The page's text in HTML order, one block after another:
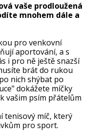
vaše prodloužená
mnohem dále a
pro venkovní
aportování, a s
i pro ně ještě snazší
brát do rukou
nich shýbat po
dokážete míčky
vašim psím přátelům
tenisový míč, který
pro sport.